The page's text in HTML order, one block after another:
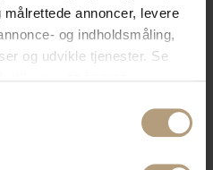
annoncer, levere
og indholdsmåling,
og udvikle tjenester. Se
fra vores
at trykke på "Privacy